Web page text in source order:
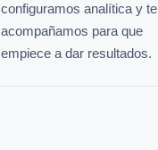
configuramos analítica y te
acompañamos para que
empiece a dar resultados.